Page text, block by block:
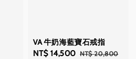
VA 牛奶海藍寶石戒指
Sale
NT$ 14,500 Regular
NT$ 20,800